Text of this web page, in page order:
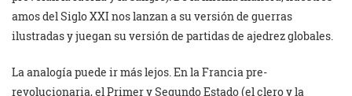
amos del Siglo XXI nos lanzan a su versión de guerras
ilustradas y juegan su versión de partidas de ajedrez globales.
La analogía puede ir más lejos. En la Francia pre-
revolucionaria, el Primer y Segundo Estado (el clero y la